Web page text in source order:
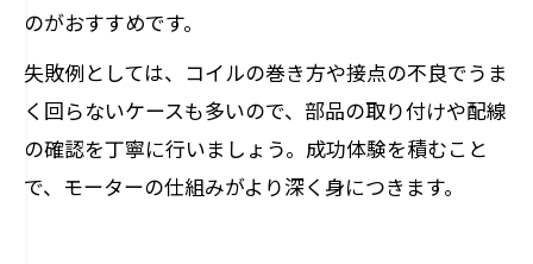
のがおすすめです。
失敗例としては、コイルの巻き方や接点の不良でうま
く回らないケースも多いので、部品の取り付けや配線
の確認を丁寧に行いましょう。成功体験を積むこと
で、モーターの仕組みがより深く身につきます。